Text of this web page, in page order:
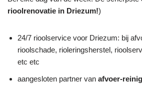
rioolrenovatie in Driezum!)
24/7 rioolservice voor Driezum: bij
rioolschade, rioleringsherstel,
etc etc
aangesloten partner van afvoer-